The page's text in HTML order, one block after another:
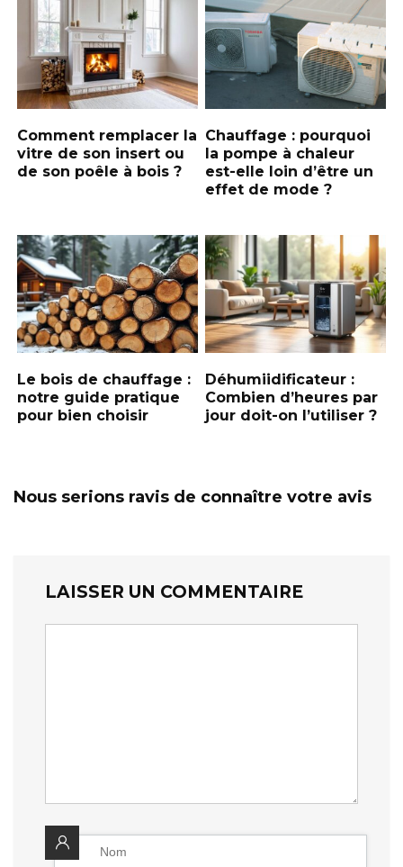
Comment remplacer la
vitre de son insert ou
de son poêle à bois ?
Chauffage : pourquoi
la pompe à chaleur
est-elle loin d’être un
effet de mode ?
Le bois de chauffage :
notre guide pratique
pour bien choisir
Déhumiidificateur :
Combien d’heures par
jour doit-on l’utiliser ?
Nous serions ravis de connaître votre avis
LAISSER UN COMMENTAIRE